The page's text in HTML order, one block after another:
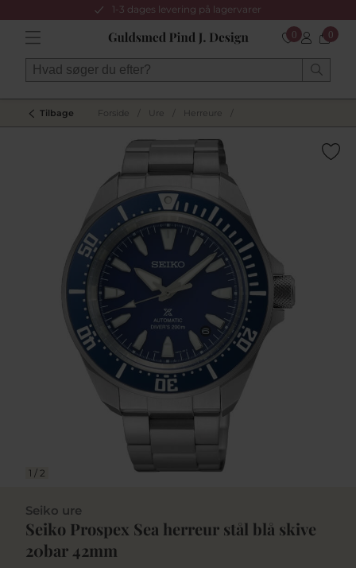
1-3 dages levering på lagervarer
0 0
Tilbage Forside Ure Herreure
1 / 2
Seiko ure
Seiko Prospex Sea herreur stål blå skive
20bar 42mm